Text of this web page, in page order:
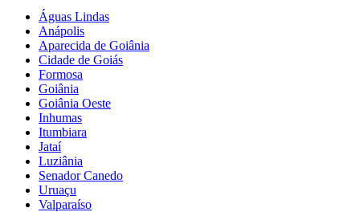
Águas Lindas
Anápolis
Aparecida de Goiânia
Cidade de Goiás
Formosa
Goiânia
Goiânia Oeste
Inhumas
Itumbiara
Jataí
Luziânia
Senador Canedo
Uruaçu
Valparaíso